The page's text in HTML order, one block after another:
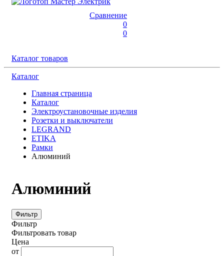
Сравнение
0
0
Каталог товаров
Каталог
Главная страница
Каталог
Электроустановочные изделия
Розетки и выключатели
LEGRAND
ETIKA
Рамки
Алюминий
Алюминий
Фильтр
Фильтр
Фильтровать товар
Цена
от